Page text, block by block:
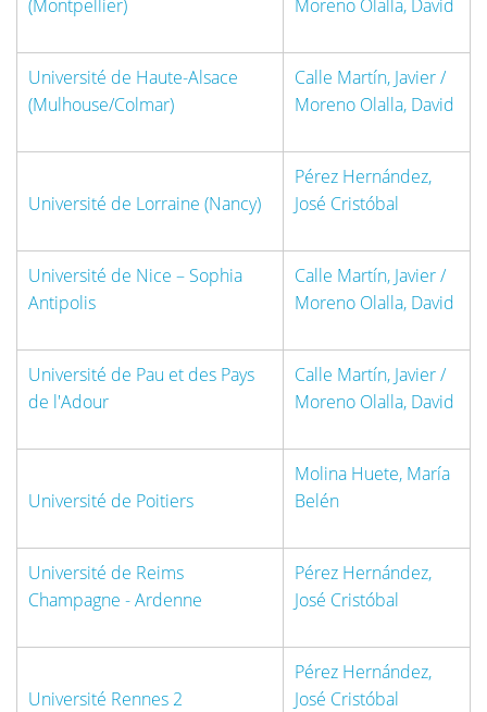
(Montpellier)
Moreno Olalla, David
Université de Haute-Alsace
(Mulhouse/Colmar)
Calle Martín, Javier /
Moreno Olalla, David
Université de Lorraine (Nancy)
Pérez Hernández,
José Cristóbal
Université de Nice – Sophia
Antipolis
Calle Martín, Javier /
Moreno Olalla, David
Université de Pau et des Pays
de l'Adour
Calle Martín, Javier /
Moreno Olalla, David
Université de Poitiers
Molina Huete, María
Belén
Université de Reims
Champagne - Ardenne
Pérez Hernández,
José Cristóbal
Université Rennes 2
Pérez Hernández,
José Cristóbal